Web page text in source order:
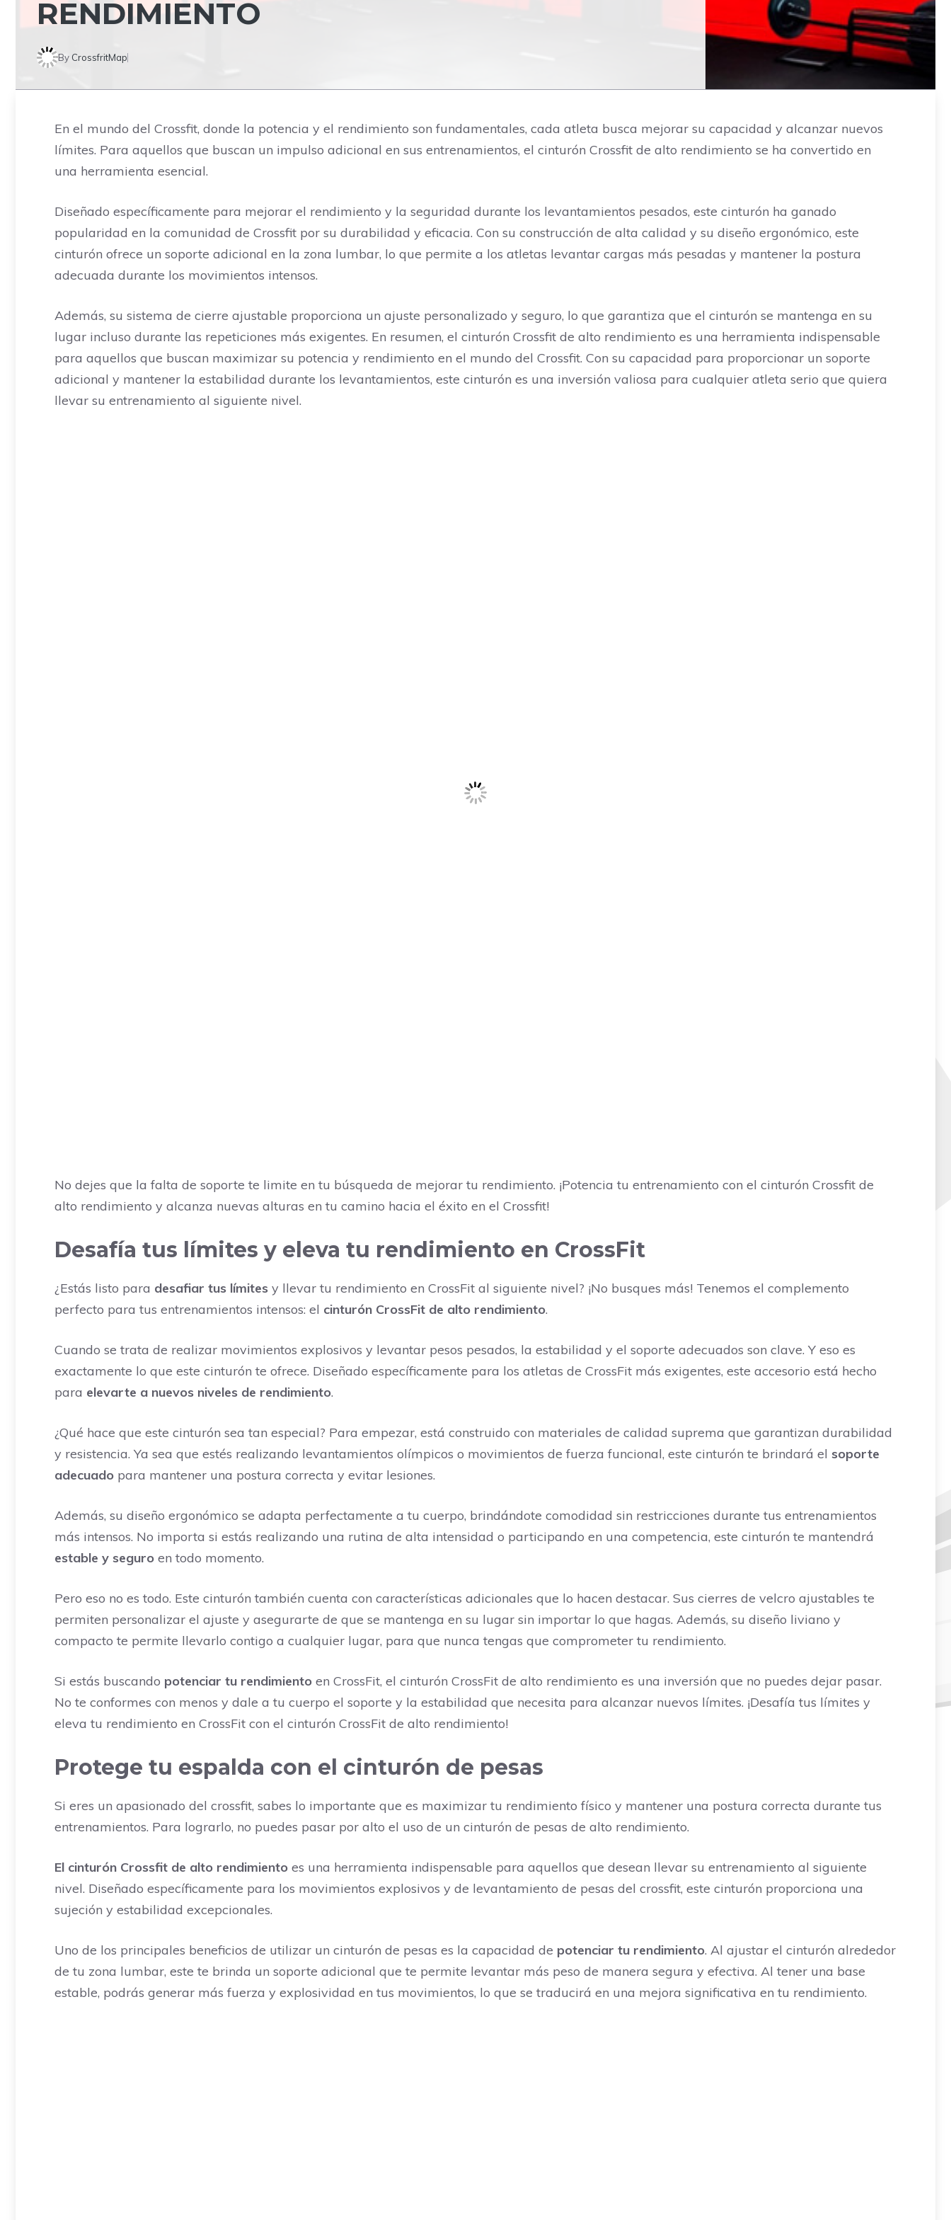
RENDIMIENTO
By CrossfritMap
En el mundo del Crossfit, donde la potencia y el rendimiento son fundamentales, cada atleta busca mejorar su capacidad y alcanzar nuevos
límites. Para aquellos que buscan un impulso adicional en sus entrenamientos, el cinturón Crossfit de alto rendimiento se ha convertido en
una herramienta esencial.
Diseñado específicamente para mejorar el rendimiento y la seguridad durante los levantamientos pesados, este cinturón ha ganado
popularidad en la comunidad de Crossfit por su durabilidad y eficacia. Con su construcción de alta calidad y su diseño ergonómico, este
cinturón ofrece un soporte adicional en la zona lumbar, lo que permite a los atletas levantar cargas más pesadas y mantener la postura
adecuada durante los movimientos intensos.
Además, su sistema de cierre ajustable proporciona un ajuste personalizado y seguro, lo que garantiza que el cinturón se mantenga en su
lugar incluso durante las repeticiones más exigentes. En resumen, el cinturón Crossfit de alto rendimiento es una herramienta indispensable
para aquellos que buscan maximizar su potencia y rendimiento en el mundo del Crossfit. Con su capacidad para proporcionar un soporte
adicional y mantener la estabilidad durante los levantamientos, este cinturón es una inversión valiosa para cualquier atleta serio que quiera
llevar su entrenamiento al siguiente nivel.
No dejes que la falta de soporte te limite en tu búsqueda de mejorar tu rendimiento. ¡Potencia tu entrenamiento con el cinturón Crossfit de
alto rendimiento y alcanza nuevas alturas en tu camino hacia el éxito en el Crossfit!
Desafía tus límites y eleva tu rendimiento en CrossFit
¿Estás listo para desafiar tus límites y llevar tu rendimiento en CrossFit al siguiente nivel? ¡No busques más! Tenemos el complemento
perfecto para tus entrenamientos intensos: el cinturón CrossFit de alto rendimiento.
Cuando se trata de realizar movimientos explosivos y levantar pesos pesados, la estabilidad y el soporte adecuados son clave. Y eso es
exactamente lo que este cinturón te ofrece. Diseñado específicamente para los atletas de CrossFit más exigentes, este accesorio está hecho
para elevarte a nuevos niveles de rendimiento.
¿Qué hace que este cinturón sea tan especial? Para empezar, está construido con materiales de calidad suprema que garantizan durabilidad
y resistencia. Ya sea que estés realizando levantamientos olímpicos o movimientos de fuerza funcional, este cinturón te brindará el soporte
adecuado para mantener una postura correcta y evitar lesiones.
Además, su diseño ergonómico se adapta perfectamente a tu cuerpo, brindándote comodidad sin restricciones durante tus entrenamientos
más intensos. No importa si estás realizando una rutina de alta intensidad o participando en una competencia, este cinturón te mantendrá
estable y seguro en todo momento.
Pero eso no es todo. Este cinturón también cuenta con características adicionales que lo hacen destacar. Sus cierres de velcro ajustables te
permiten personalizar el ajuste y asegurarte de que se mantenga en su lugar sin importar lo que hagas. Además, su diseño liviano y
compacto te permite llevarlo contigo a cualquier lugar, para que nunca tengas que comprometer tu rendimiento.
Si estás buscando potenciar tu rendimiento en CrossFit, el cinturón CrossFit de alto rendimiento es una inversión que no puedes dejar pasar.
No te conformes con menos y dale a tu cuerpo el soporte y la estabilidad que necesita para alcanzar nuevos límites. ¡Desafía tus límites y
eleva tu rendimiento en CrossFit con el cinturón CrossFit de alto rendimiento!
Protege tu espalda con el cinturón de pesas
Si eres un apasionado del crossfit, sabes lo importante que es maximizar tu rendimiento físico y mantener una postura correcta durante tus
entrenamientos. Para lograrlo, no puedes pasar por alto el uso de un cinturón de pesas de alto rendimiento.
El cinturón Crossfit de alto rendimiento es una herramienta indispensable para aquellos que desean llevar su entrenamiento al siguiente
nivel. Diseñado específicamente para los movimientos explosivos y de levantamiento de pesas del crossfit, este cinturón proporciona una
sujeción y estabilidad excepcionales.
Uno de los principales beneficios de utilizar un cinturón de pesas es la capacidad de potenciar tu rendimiento. Al ajustar el cinturón alrededor
de tu zona lumbar, este te brinda un soporte adicional que te permite levantar más peso de manera segura y efectiva. Al tener una base
estable, podrás generar más fuerza y explosividad en tus movimientos, lo que se traducirá en una mejora significativa en tu rendimiento.